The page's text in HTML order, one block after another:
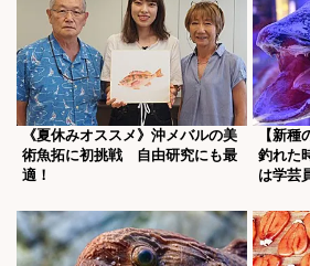
《夏休みオススメ》沖メバルの美
術魚拓に初挑戦 自由研究にも最
適！
【新
釣れた
は学芸